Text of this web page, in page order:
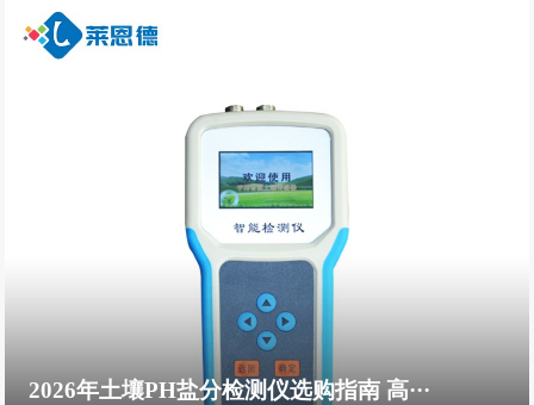
2026年土壤PH盐分检测仪选购指南 高···